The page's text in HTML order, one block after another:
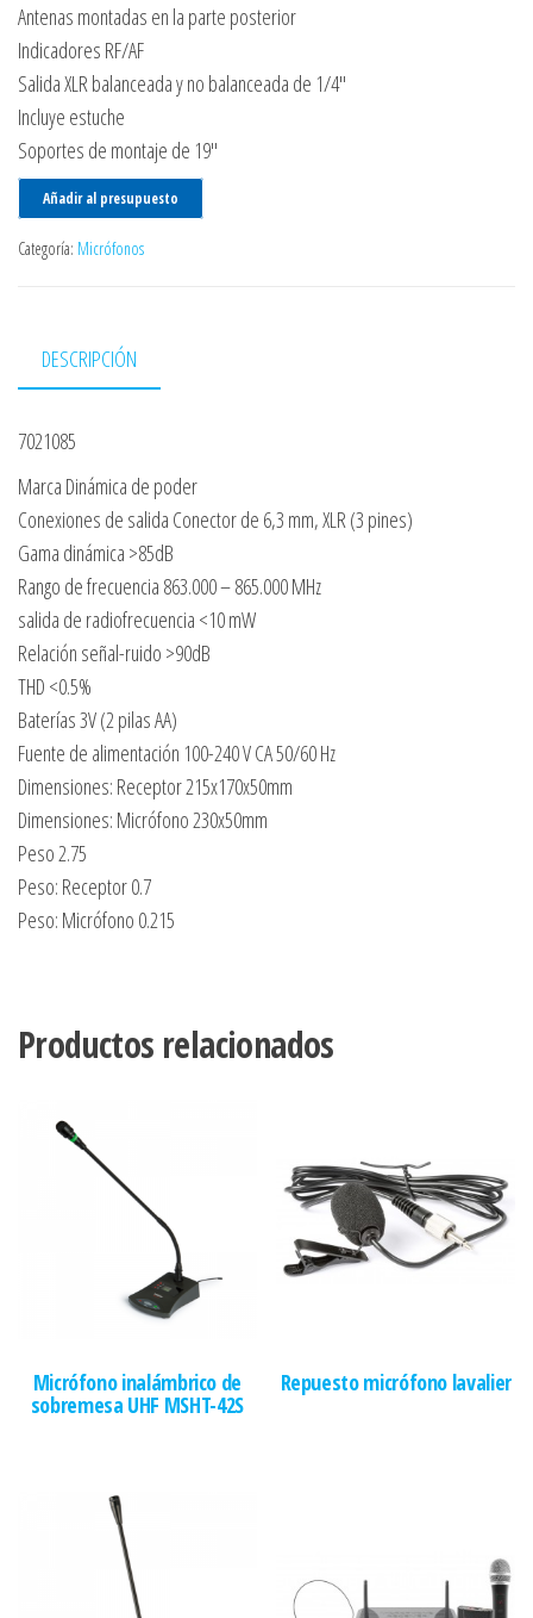
Antenas montadas en la parte posterior
Indicadores RF/AF
Salida XLR balanceada y no balanceada de 1/4″
Incluye estuche
Soportes de montaje de 19″
Añadir al presupuesto
Categoría: Micrófonos
DESCRIPCIÓN
7021085
Marca Dinámica de poder
Conexiones de salida Conector de 6,3 mm, XLR (3 pines)
Gama dinámica >85dB
Rango de frecuencia 863.000 – 865.000 MHz
salida de radiofrecuencia <10 mW
Relación señal-ruido >90dB
THD <0.5%
Baterías 3V (2 pilas AA)
Fuente de alimentación 100-240 V CA 50/60 Hz
Dimensiones: Receptor 215x170x50mm
Dimensiones: Micrófono 230x50mm
Peso 2.75
Peso: Receptor 0.7
Peso: Micrófono 0.215
Productos relacionados
Micrófono inalámbrico de
sobremesa UHF MSHT-42S
Repuesto micrófono lavalier